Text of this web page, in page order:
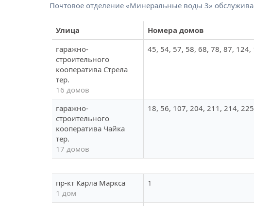
Почтовое отделение «Минеральные воды 3»
Улица
Номера домов
гаражно-
строительного
кооператива Стрела
тер.
16 домов
45, 54, 57, 58, 68, 78, 87,
гаражно-
строительного
кооператива Чайка
тер.
17 домов
18, 56, 107, 204, 211, 214,
пр-кт Карла Маркса
1 дом
1